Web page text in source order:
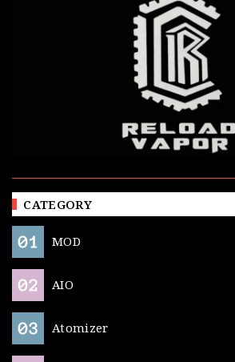
CATEGORY
MOD
AIO
Atomizer